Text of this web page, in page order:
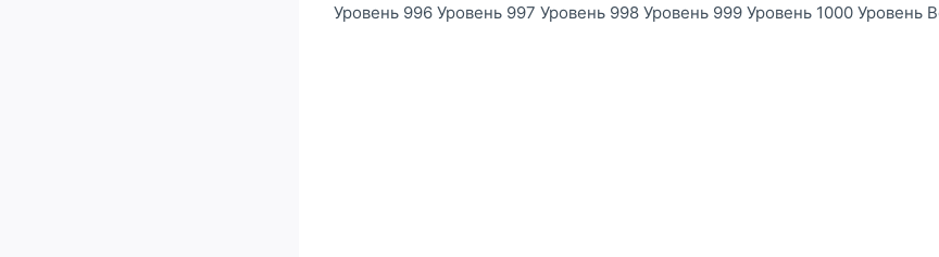
Уровень 996 Уровень 997 Уровень 998 Уровень 999 Уровень 1000 Уровень